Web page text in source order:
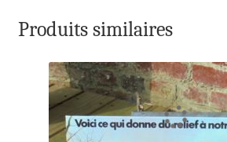
Produits similaires